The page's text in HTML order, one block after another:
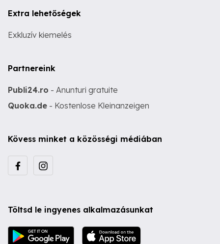
Extra lehetőségek
Exkluzív kiemelés
Partnereink
Publi24.ro - Anunturi gratuite
Quoka.de - Kostenlose Kleinanzeigen
Kövess minket a közösségi médiában
Töltsd le ingyenes alkalmazásunkat